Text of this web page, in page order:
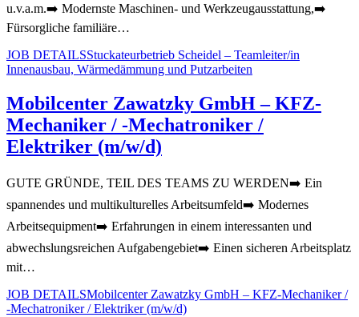
u.v.a.m.➡️ Modernste Maschinen- und Werkzeugausstattung,➡️
Fürsorgliche familiäre…
JOB DETAILSStuckateurbetrieb Scheidel – Teamleiter/in
Innenausbau, Wärmedämmung und Putzarbeiten
Mobilcenter Zawatzky GmbH – KFZ-
Mechaniker / -Mechatroniker /
Elektriker (m/w/d)
GUTE GRÜNDE, TEIL DES TEAMS ZU WERDEN➡️ Ein
spannendes und multikulturelles Arbeitsumfeld➡️ Modernes
Arbeitsequipment➡️ Erfahrungen in einem interessanten und
abwechslungsreichen Aufgabengebiet➡️ Einen sicheren Arbeitsplatz
mit…
JOB DETAILSMobilcenter Zawatzky GmbH – KFZ-Mechaniker /
-Mechatroniker / Elektriker (m/w/d)